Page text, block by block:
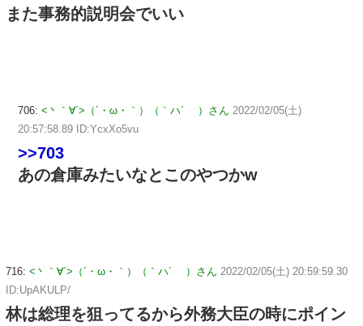
また事務的説明会でいい
706: <丶｀∀´>（´・ω・｀）（｀ハ´ ）さん 2022/02/05(土)
20:57:58.89 ID:YcxXo5vu
>>703
あの倉庫みたいなとこのやつかw
716: <丶｀∀´>（´・ω・｀）（｀ハ´ ）さん 2022/02/05(土) 20:59:59.30
ID:UpAKULP/
林は総理を狙ってるから外務大臣の時にポイン